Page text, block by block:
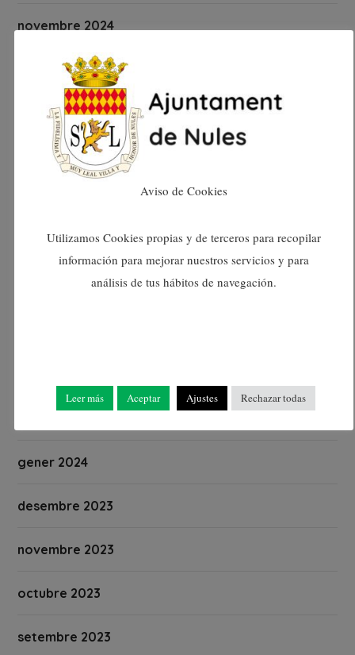
novembre 2024
octubre 2024
setembre 2024
agost 2024
juny 2024
gener 2024
desembre 2023
novembre 2023
octubre 2023
setembre 2023
Aviso de Cookies
Utilizamos Cookies propias y de terceros para recopilar
información para mejorar nuestros servicios y para
análisis de tus hábitos de navegación.
Leer más Aceptar Ajustes Rechazar todas